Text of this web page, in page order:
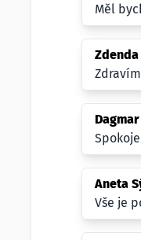
Měl
Zdenda
Aneta
Vše je